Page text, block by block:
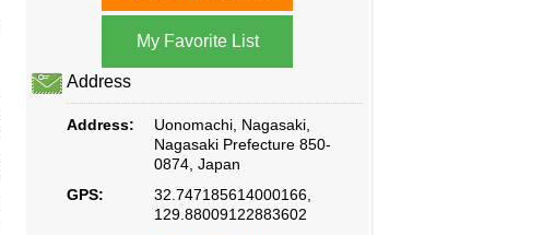
Address
Address:
Uonomachi, Nagasaki,
Nagasaki Prefecture 850-
0874, Japan
GPS:
32.747185614000166,
129.88009122883602